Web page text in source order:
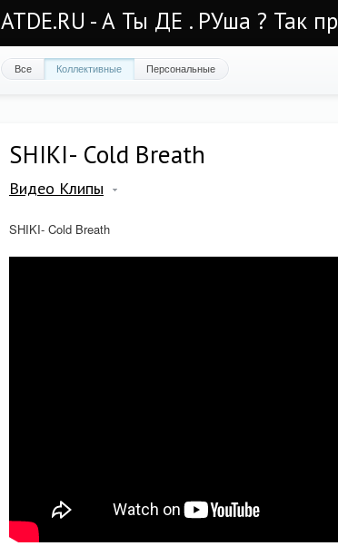
ATDE.RU - А Ты ДЕ . РУша ? Так
Все Коллективные Персональные
SHIKI- Cold Breath
Видео Клипы
SHIKI- Cold Breath